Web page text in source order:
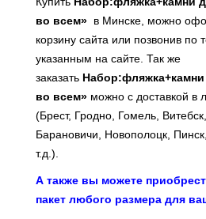
во всем» в Минске, можно
корзину сайта или позвонив по
указанным на сайте. Так же
заказать
во всем» можно с доставкой в
(Брест, Гродно, Гомель,
Барановичи, Новополоцк,
т.д.).
А также вы можете
пакет любого размера для